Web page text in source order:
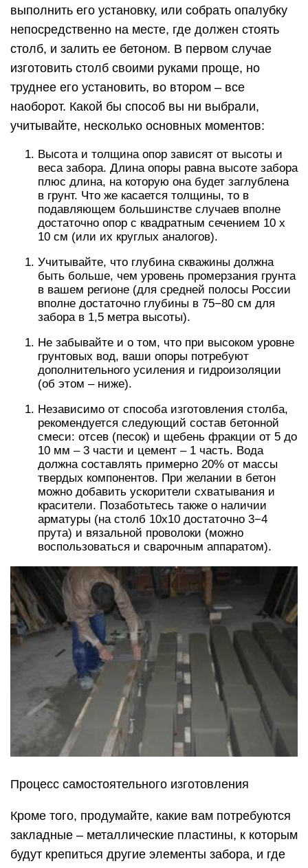
выполнить его установку, или собрать опалубку
непосредственно на месте, где должен стоять
столб, и залить ее бетоном. В первом случае
изготовить столб своими руками проще, но
труднее его установить, во втором – все
наоборот. Какой бы способ вы ни выбрали,
учитывайте, несколько основных моментов:
Высота и толщина опор зависят от высоты и
веса забора. Длина опоры равна высоте забора
плюс длина, на которую она будет заглублена
в грунт. Что же касается толщины, то в
подавляющем большинстве случаев вполне
достаточно опор с квадратным сечением 10 х
10 см (или их круглых аналогов).
Учитывайте, что глубина скважины должна
быть больше, чем уровень промерзания грунта
в вашем регионе (для средней полосы России
вполне достаточно глубины в 75−80 см для
забора в 1,5 метра высоты).
Не забывайте и о том, что при высоком уровне
грунтовых вод, ваши опоры потребуют
дополнительного усиления и гидроизоляции
(об этом – ниже).
Независимо от способа изготовления столба,
рекомендуется следующий состав бетонной
смеси: отсев (песок) и щебень фракции от 5 до
10 мм – 3 части и цемент – 1 часть. Вода
должна составлять примерно 20% от массы
твердых компонентов. При желании в бетон
можно добавить ускорители схватывания и
красители. Позаботьтесь также о наличии
арматуры (на столб 10х10 достаточно 3−4
прута) и вязальной проволоки (можно
воспользоваться и сварочным аппаратом).
Процесс самостоятельного изготовления
Кроме того, продумайте, какие вам потребуются
закладные – металлические пластины, к которым
будут крепиться другие элементы забора, и где